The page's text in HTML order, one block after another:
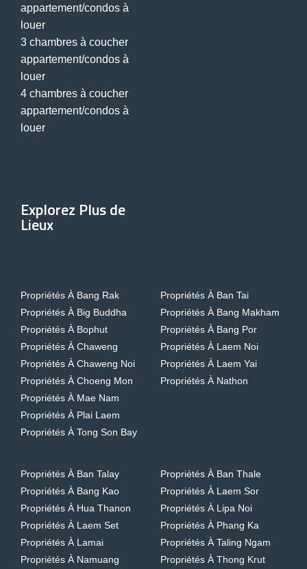
appartement/condos à
louer
3 chambres à coucher
appartement/condos à
louer
4 chambres à coucher
appartement/condos à
louer
Explorez Plus de
Lieux
Propriétés À Bang Rak
Propriétés À Big Buddha
Propriétés À Bophut
Propriétés À Chaweng
Propriétés À Chaweng Noi
Propriétés À Choeng Mon
Propriétés À Mae Nam
Propriétés À Plai Laem
Propriétés À Tong Son Bay
Propriétés À Ban Tai
Propriétés À Bang Makham
Propriétés À Bang Por
Propriétés À Laem Noi
Propriétés À Laem Yai
Propriétés À Nathon
Propriétés À Ban Talay
Propriétés À Bang Kao
Propriétés À Hua Thanon
Propriétés À Laem Set
Propriétés À Lamai
Propriétés À Namuang
Propriétés À Ban Thale
Propriétés À Laem Sor
Propriétés À Lipa Noi
Propriétés À Phang Ka
Propriétés À Taling Ngam
Propriétés À Thong Krut